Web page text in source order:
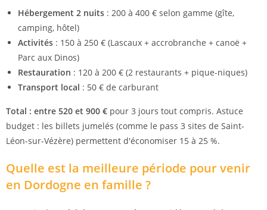
Hébergement 2 nuits : 200 à 400 € selon gamme (gîte,
camping, hôtel)
Activités : 150 à 250 € (Lascaux + accrobranche + canoë +
Parc aux Dinos)
Restauration : 120 à 200 € (2 restaurants + pique-niques)
Transport local : 50 € de carburant
Total : entre 520 et 900 € pour 3 jours tout compris. Astuce
budget : les billets jumelés (comme le pass 3 sites de Saint-
Léon-sur-Vézère) permettent d'économiser 15 à 25 %.
Quelle est la meilleure période pour venir
en Dordogne en famille ?